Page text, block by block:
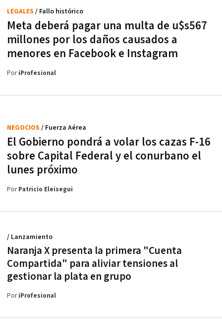
Meta deberá pagar una multa de u$s567
millones por los daños causados a
menores en Facebook e Instagram
LEGALES / Fallo histórico
PoriProfesional
El Gobierno pondrá a volar los cazas F-16
sobre Capital Federal y el conurbano el
lunes próximo
NEGOCIOS / Fuerza Aérea
PorPatricio Eleisegui
Naranja X presenta la primera "Cuenta
Compartida" para aliviar tensiones al
gestionar la plata en grupo
/ Lanzamiento
PoriProfesional